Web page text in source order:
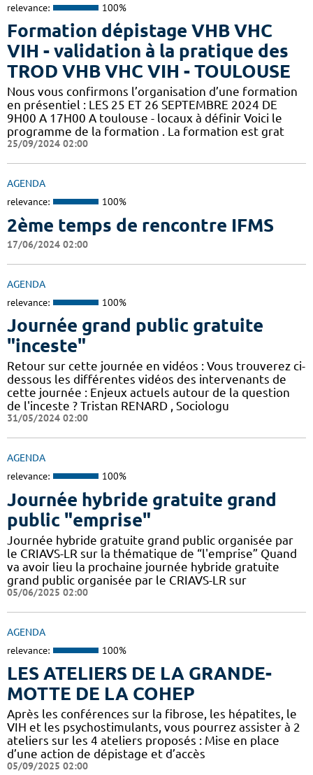
relevance: 100%
Formation dépistage VHB VHC
VIH - validation à la pratique des
TROD VHB VHC VIH - TOULOUSE
Nous vous confirmons l’organisation d’une formation
en présentiel : LES 25 ET 26 SEPTEMBRE 2024 DE
9H00 A 17H00 A toulouse - locaux à définir Voici le
programme de la formation . La formation est grat
25/09/2024 02:00
AGENDA
relevance: 100%
2ème temps de rencontre IFMS
17/06/2024 02:00
AGENDA
relevance: 100%
Journée grand public gratuite
"inceste"
Retour sur cette journée en vidéos : Vous trouverez ci-
dessous les différentes vidéos des intervenants de
cette journée : Enjeux actuels autour de la question
de l'inceste ? Tristan RENARD , Sociologu
31/05/2024 02:00
AGENDA
relevance: 100%
Journée hybride gratuite grand
public "emprise"
Journée hybride gratuite grand public organisée par
le CRIAVS-LR sur la thématique de “l'emprise” Quand
va avoir lieu la prochaine journée hybride gratuite
grand public organisée par le CRIAVS-LR sur
05/06/2025 02:00
AGENDA
relevance: 100%
LES ATELIERS DE LA GRANDE-
MOTTE DE LA COHEP
Après les conférences sur la fibrose, les hépatites, le
VIH et les psychostimulants, vous pourrez assister à 2
ateliers sur les 4 ateliers proposés : Mise en place
d’une action de dépistage et d’accès
05/09/2025 02:00